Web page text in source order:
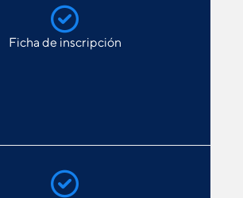
Ficha de inscripción